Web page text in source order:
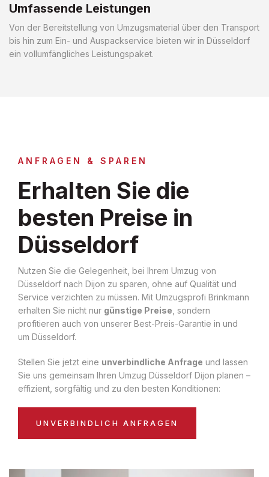
Umfassende Leistungen
Von der Bereitstellung von Umzugsmaterial über den Transport
bis hin zum Ein- und Auspackservice bieten wir in Düsseldorf
ein vollumfängliches Leistungspaket.
ANFRAGEN & SPAREN
Erhalten Sie die
besten Preise in
Düsseldorf
Nutzen Sie die Gelegenheit, bei Ihrem Umzug von
Düsseldorf nach Dijon zu sparen, ohne auf Qualität und
Service verzichten zu müssen. Mit Umzugsprofi Brinkmann
erhalten Sie nicht nur günstige Preise , sondern
profitieren auch von unserer Best-Preis-Garantie in und
um Düsseldorf.
Stellen Sie jetzt eine unverbindliche Anfrage und lassen
Sie uns gemeinsam Ihren Umzug Düsseldorf Dijon planen –
effizient, sorgfältig und zu den besten Konditionen:
UNVERBINDLICH ANFRAGEN